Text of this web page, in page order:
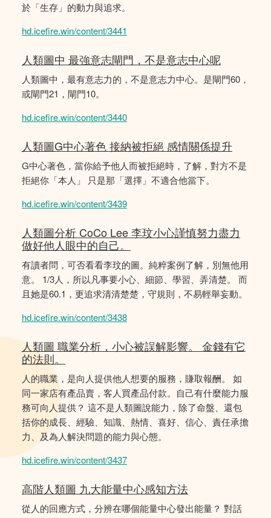
於「生存」的動力與追求。
hd.icefire.win/content/3441
人類圖中 最強意志閘門，不是意志中心呢
人類圖中，最有意志力的，不是意志力中心。是閘門60，
或閘門21，閘門10。
hd.icefire.win/content/3440
人類圖G中心著色 接納被拒絕 感情關係提升
G中心著色，當你給予他人而被拒絕時，了解，對方不是
拒絕你「本人」 只是那「選擇」不適合他當下。
hd.icefire.win/content/3439
人類圖分析 CoCo Lee 李玟小心謹慎努力盡力
做好他人眼中的自己。
有讀者問，可否看看李玟的圖。純粹案例了解，別無他用
意。 1/3人，所以凡事要小心、細節、學習、弄清楚。 而
且她是60.1，更追求清清楚楚，守規則，不易輕舉妄動。
hd.icefire.win/content/3438
人類圖 職業分析，小心被誤解影響。 金錢有它
的法則。
人的職業，是向人提供他人想要的服務，賺取報酬。 如
同一家店有產品賣，客人買產品付款。自己有什麼能力服
務可向人提供？ 這不是人類圖說能力，除了命盤、還包
括你的成長、經驗、知識、熱情、喜好、信心、責任承擔
力、及為人解決問題的能力與心態。
hd.icefire.win/content/3437
高階人類圖 九大能量中心感知方法
從人的回應方式，分辨在哪個能量中心發出能量？ 對話